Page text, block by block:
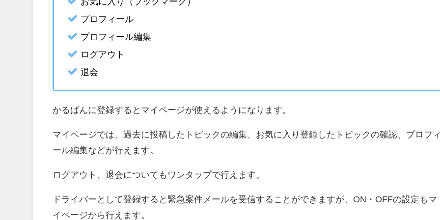
プロフィール
プロフィール編集
ログアウト
退会
かるばんに登録するとマイページが使えるようになります。
マイページでは、過去に投稿したトピックの編集、お気に入り登録したトピックの確認、プロフ
ール編集などが行えます。
ログアウト、退会についてもワンタップで行えます。
ドライバーとして登録すると緊急案件メールを受信することができますが、ON・OFFの設定もマ
イページから行えます。